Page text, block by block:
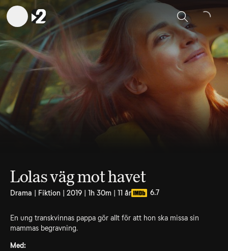
Sök
Lolas väg mot havet
Drama | Fiktion | 2019 | 1h 30m | 11 år 6.7
En ung transkvinnas pappa gör allt för att hon ska missa sin
mammas begravning.
Med: